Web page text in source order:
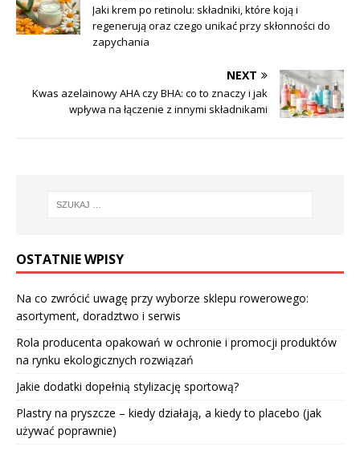
Jaki krem po retinolu: składniki, które koją i
regenerują oraz czego unikać przy skłonności do
zapychania
NEXT
Kwas azelainowy AHA czy BHA: co to znaczy i jak
wpływa na łączenie z innymi składnikami
OSTATNIE WPISY
Na co zwrócić uwagę przy wyborze sklepu rowerowego:
asortyment, doradztwo i serwis
Rola producenta opakowań w ochronie i promocji produktów
na rynku ekologicznych rozwiązań
Jakie dodatki dopełnią stylizację sportową?
Plastry na pryszcze – kiedy działają, a kiedy to placebo (jak
używać poprawnie)